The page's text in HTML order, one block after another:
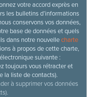
votre accord exprès en
les bulletins d’informations
conservons vos données,
base de données et quels
dans notre nouvellecharte
à propos de cette charte,
suivante :
toujours vous rétracter et
la liste de contacts).
à supprimer vos données